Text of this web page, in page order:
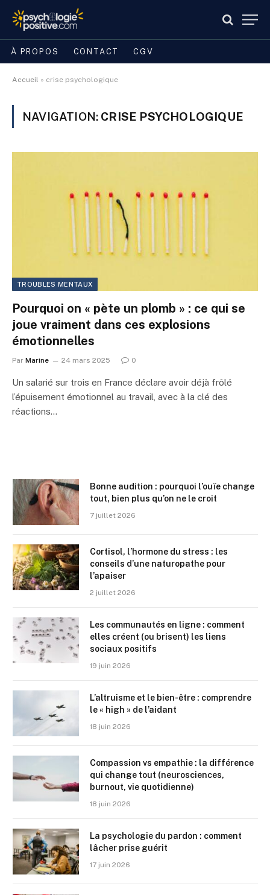
À PROPOS CONTACT CGV
Accueil » crise psychologique
NAVIGATION: CRISE PSYCHOLOGIQUE
TROUBLES MENTAUX
Pourquoi on « pète un plomb » : ce qui se
joue vraiment dans ces explosions
émotionnelles
Par Marine 24 mars 2025 0
Un salarié sur trois en France déclare avoir déjà frôlé
l’épuisement émotionnel au travail, avec à la clé des
réactions…
Bonne audition : pourquoi l’ouïe change
tout, bien plus qu’on ne le croit
7 juillet 2026
Cortisol, l’hormone du stress : les
conseils d’une naturopathe pour
l’apaiser
2 juillet 2026
Les communautés en ligne : comment
elles créent (ou brisent) les liens
sociaux positifs
19 juin 2026
L’altruisme et le bien-être : comprendre
le « high » de l’aidant
18 juin 2026
Compassion vs empathie : la différence
qui change tout (neurosciences,
burnout, vie quotidienne)
18 juin 2026
La psychologie du pardon : comment
lâcher prise guérit
17 juin 2026